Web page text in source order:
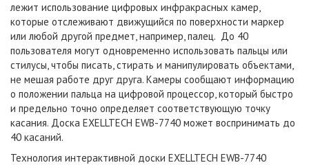
лежит использование цифровых инфракрасных камер,
которые отслеживают движущийся по поверхности маркер
или любой другой предмет, например, палец. До 40
пользователя могут одновременно использовать пальцы или
стилусы, чтобы писать, стирать и манипулировать объектами,
не мешая работе друг друга. Камеры сообщают информацию
о положении пальца на цифровой процессор, который быстро
и предельно точно определяет соответствующую точку
касания. Доска EXELLTECH EWB-7740 может воспринимать до
40 касаний.
Технология интерактивной доски EXELLTECH EWB-7740